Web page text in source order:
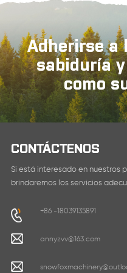
APRENDE MÁS
Adherirse a
sabiduría
como
CONTÁCTENOS
Si está interesado en nuestros
brindaremos los servicios
+86 -18039135891
annyzvv@163.com